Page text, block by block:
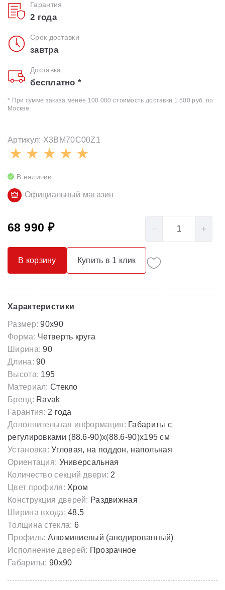
Гарантия
2 года
Срок доставки
завтра
Доставка
бесплатно *
* При сумме заказа менее 100 000 стоимость доставки 1 500 руб. по
Москве
Артикул: X3BM70C00Z1
В наличии
Официальный магазин
68 990 ₽
В корзину Купить в 1 клик
Характеристики
Размер: 90x90
Форма: Четверть круга
Ширина: 90
Длина: 90
Высота: 195
Материал: Стекло
Бренд: Ravak
Гарантия: 2 года
Дополнительная информация:
регулировками (88.6-90)x(88.6-90)х195 cм
Установка: Угловая, на поддон, напольная
Ориентация: Универсальная
Количество секций двери: 2
Цвет профиля: Хром
Конструкция дверей: Раздвижная
Ширина входа: 48.5
Толщина стекла: 6
Профиль: Алюминиевый (анодированный)
Исполнение дверей: Прозрачное
Габариты: 90х90